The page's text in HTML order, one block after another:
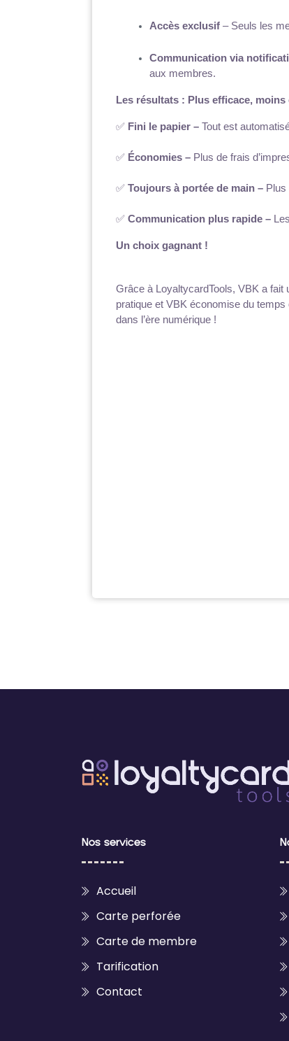
Accès exclusif – Seuls les
Communication via
aux membres.
Les résultats : Plus efficace,
✅ Fini le papier – Tout est
✅ Économies – Plus de frais
✅ Toujours à portée de main –
✅ Communication plus rapide –
Un choix gagnant !
Grâce à LoyaltycardTools, VBK a fait
pratique et VBK économise du temps
dans l’ère numérique !
Nos services
Accueil
Carte perforée
Carte de membre
Tarification
Contact